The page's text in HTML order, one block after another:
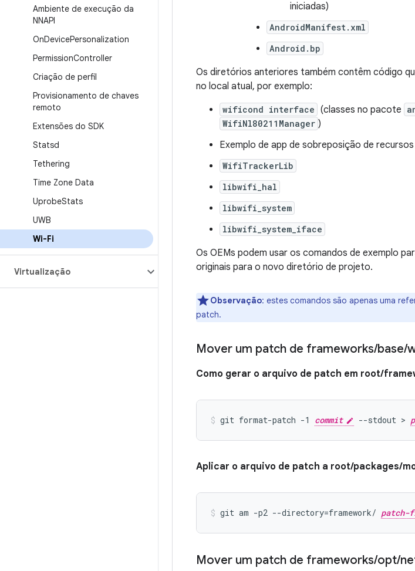
Ambiente de execução da
NNAPI
OnDevicePersonalization
PermissionController
Criação de perfil
Provisionamento de chaves
remoto
Extensões do SDK
Statsd
Tethering
Time Zone Data
UprobeStats
UWB
Wi-Fi
Virtualização
iniciadas)
AndroidManifest.xml
Android.bp
Os diretórios anteriores também contêm código
no local atual, por exemplo:
wificond interface (classes no pacote
WifiNl80211Manager )
Exemplo de app de sobreposição de recursos
WifiTrackerLib
libwifi_hal
libwifi_system
libwifi_system_iface
Os OEMs podem usar os comandos de exemplo
originais para o novo diretório de projeto.
Observação: estes comandos são apenas uma
patch.
Mover um patch de frameworks/base/
Como gerar o arquivo de patch em root/
git format-patch -1 commit --stdout >
Aplicar o arquivo de patch a root/packages/
git am -p2 --directory=framework/
Mover um patch de frameworks/opt/